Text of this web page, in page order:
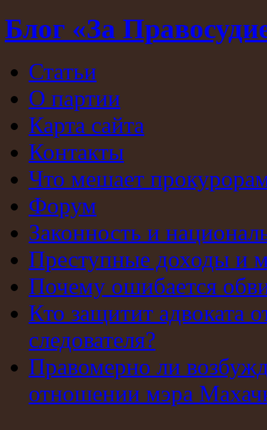
Блог «За
Статьи
О партии
Карта сайта
Контакты
Что мешает
Форум
Законность и
Преступные доходы и
Почему ошибается
Кто защитит адвоката
следователя?
Правомерно ли
отношении мэра